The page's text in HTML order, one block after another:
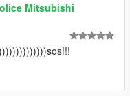
Mitsubishi